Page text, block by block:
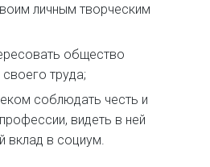
личным творческим
общество
труда;
соблюдать честь и
видеть в ней
вклад в социум.